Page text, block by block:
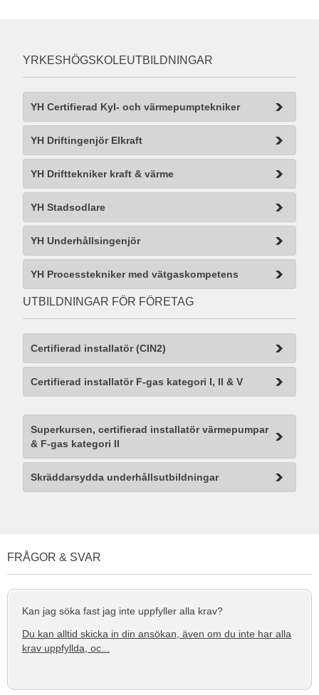
YRKESHÖGSKOLEUTBILDNINGAR
YH Certifierad Kyl- och värmepumptekniker
YH Driftingenjör Elkraft
YH Drifttekniker kraft & värme
YH Stadsodlare
YH Underhållsingenjör
YH Processtekniker med vätgaskompetens
UTBILDNINGAR FÖR FÖRETAG
Certifierad installatör (CIN2)
Certifierad installatör F-gas kategori I, II & V
Superkursen, certifierad installatör värmepumpar
& F-gas kategori II
Skräddarsydda underhållsutbildningar
FRÅGOR & SVAR
Kan jag söka fast jag inte uppfyller alla krav?
Du kan alltid skicka in din ansökan, även om du inte har alla
krav uppfyllda, oc...